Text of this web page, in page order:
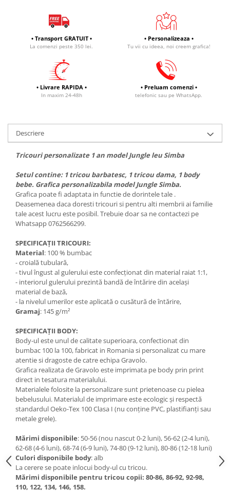
• Transport GRATUIT •
La comenzi peste 350 lei.
• Personalizeaza •
Tu vii cu ideea, noi creem grafica!
• Livrare RAPIDA •
In maxim 24-48h
• Preluam comenzi •
telefonic sau pe WhatsApp.
Descriere
Tricouri personalizate 1 an model Jungle leu Simba
Setul contine: 1 tricou barbatesc, 1 tricou dama, 1 body
bebe. Grafica personalizabila model Jungle Simba.
Grafica poate fi adaptata in functie de dorintele tale .
Deasemenea daca doresti tricouri si pentru alti membrii ai familie
tale acest lucru este posibil. Trebuie doar sa ne contactezi pe
Whatsapp 0762566299.
SPECIFICAȚII TRICOURI:
Material: 100 % bumbac
- croială tubulară,
- tivul îngust al gulerului este confecționat din material raiat 1:1,
- interiorul gulerului prezintă bandă de întărire din același
material de bază,
- la nivelul umerilor este aplicată o cusătură de întărire,
Gramaj: 145 g/m²
SPECIFICAȚII BODY:
Body-ul este unul de calitate superioara, confectionat din
bumbac 100 la 100, fabricat in Romania si personalizat cu mare
atentie si dragoste de catre echipa Gravolo.
Grafica realizata de Gravolo este imprimata pe body prin print
direct in tesatura materialului.
Materialele folosite la personalizare sunt prietenoase cu pielea
bebelusului. Materialul de imprimare este ecologic și respectă
standardul Oeko-Tex 100 Clasa I (nu conține PVC, plastifianți sau
metale grele).
Mărimi disponibile: 50-56 (nou nascut 0-2 luni), 56-62 (2-4 luni),
62-68 (4-6 luni), 68-74 (6-9 luni), 74-80 (9-12 luni), 80-86 (12-18 luni)
Culori disponibile body: alb
La cerere se poate inlocui body-ul cu tricou.
Mărimi disponibile pentru tricou copii: 80-86, 86-92, 92-98,
110, 122, 134, 146, 158.